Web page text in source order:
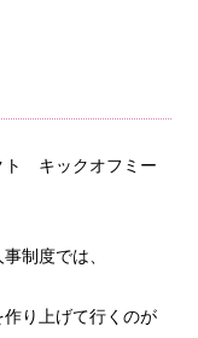
ト キックオフミー
制度では、
り上げて行くのが